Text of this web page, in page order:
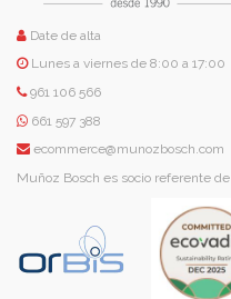
Date de alta
Lunes a viernes de 8:00 a 17:00
961 106 566
661 597 388
ecommerce@munozbosch.com
Muñoz Bosch es socio referente de